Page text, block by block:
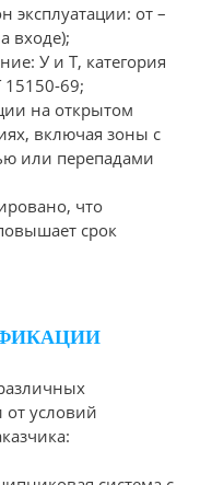
эксплуатации: от –
входе);
У и Т, категория
69;
на открытом
включая зоны с
или перепадами
что
срок
условий